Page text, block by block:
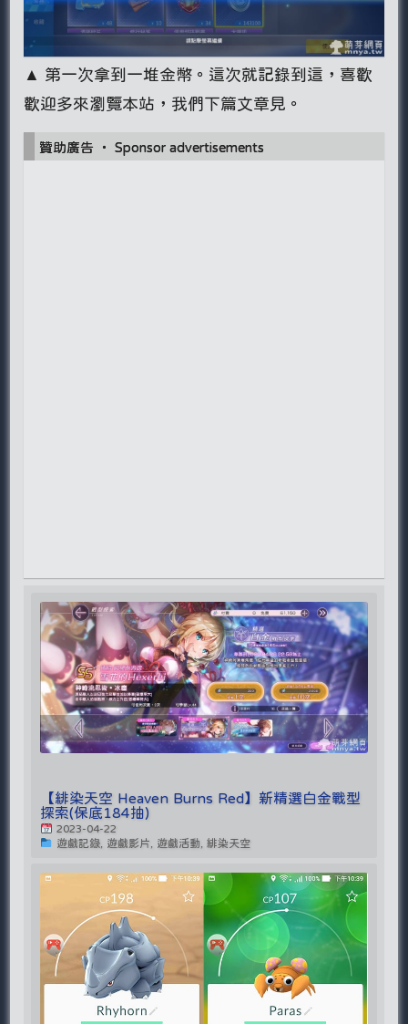
▲ 第一次拿到一堆金幣。這次就記錄到這，喜歡
歡迎多來瀏覽本站，我們下篇文章見。
贊助廣告 ‧ Sponsor advertisements
【緋染天空 Heaven Burns Red】新精選白金戰型
探索(保底184抽)
2023-04-22
遊戲記錄, 遊戲影片, 遊戲活動, 緋染天空